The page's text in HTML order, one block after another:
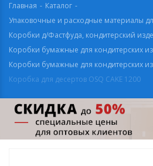
Главная - Каталог -
Упаковочные и расходные материалы
Коробки д/Фастфуда, кондитерский
Коробки бумажные для кондитерских
Коробки бумажные для кондитерских
Коробка для десертов OSQ CAKE 1200